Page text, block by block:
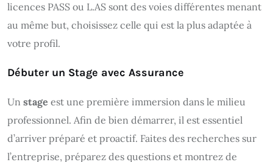
licences PASS ou L.AS sont des voies différentes menant
au même but, choisissez celle qui est la plus adaptée à
votre profil.
Débuter un Stage avec Assurance
Un stage est une première immersion dans le milieu
professionnel. Afin de bien démarrer, il est essentiel
d’arriver préparé et proactif. Faites des recherches sur
l’entreprise, préparez des questions et montrez de